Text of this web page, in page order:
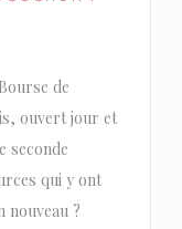
de
ouvert jour et
seconde
qui y ont
nouveau ?